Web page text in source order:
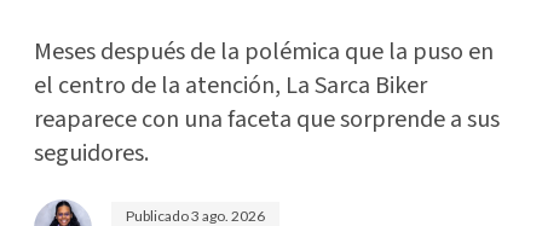
Meses después de la polémica que la puso en
el centro de la atención, La Sarca Biker
reaparece con una faceta que sorprende a sus
seguidores.
Publicado3 ago. 2026